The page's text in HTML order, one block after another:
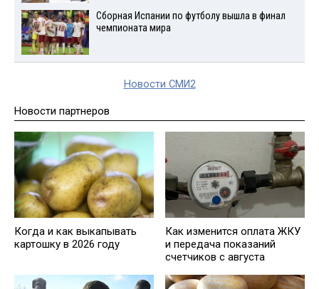
Сборная Испании по футболу вышла в финал
чемпионата мира
Новости СМИ2
Новости партнеров
Когда и как выкапывать
картошку в 2026 году
Как изменится оплата ЖКУ
и передача показаний
счетчиков с августа